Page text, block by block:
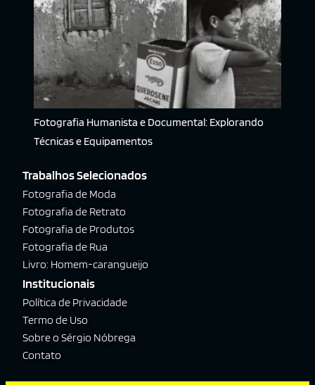
Fotografia Humanista e Documental: Explorando
Técnicas e Equipamentos
Trabalhos Selecionados
Fotografia de Moda
Fotografia de Retrato
Fotografia de Produtos
Fotografia de Rua
Livro: Homem-carangueijo
Institucionais
Política de Privacidade
Termo de Uso
Sobre o Sérgio Nóbrega
Contato